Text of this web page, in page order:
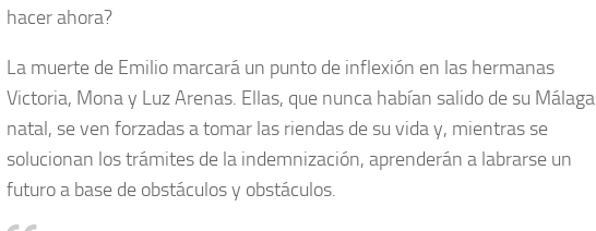
hacer ahora?
La muerte de Emilio marcará un punto de inflexión en las hermanas
Victoria, Mona y Luz Arenas. Ellas, que nunca habían salido de su Málaga
natal, se ven forzadas a tomar las riendas de su vida y, mientras se
solucionan los trámites de la indemnización, aprenderán a labrarse un
futuro a base de obstáculos y obstáculos.